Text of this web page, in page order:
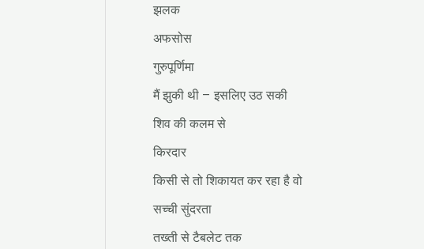
झलक
अफसोस
गुरुपूर्णिमा
मैं झुकी थी – इसलिए उठ सकी
शिव की कलम से
किरदार
किसी से तो शिकायत कर रहा है वो
सच्ची सुंदरता
तख्ती से टैबलेट तक